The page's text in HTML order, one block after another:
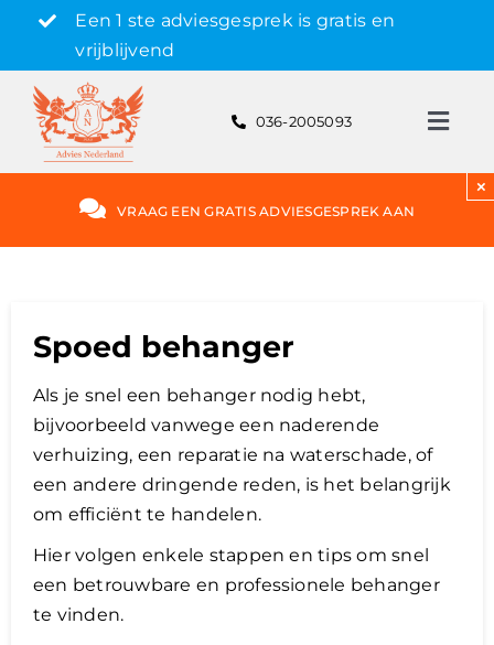
content
Een 1 ste adviesgesprek is gratis en
vrijblijvend
Hypotheek
Hypotheekvormen
Lening
Overwaarde
036-2005093
VRAAG EEN GRATIS ADVIESGESPREK AAN
×
Spoed behanger
Als je snel een behanger nodig hebt,
bijvoorbeeld vanwege een naderende
verhuizing, een reparatie na waterschade, of
een andere dringende reden, is het belangrijk
om efficiënt te handelen.
Hier volgen enkele stappen en tips om snel
een betrouwbare en professionele behanger
te vinden.